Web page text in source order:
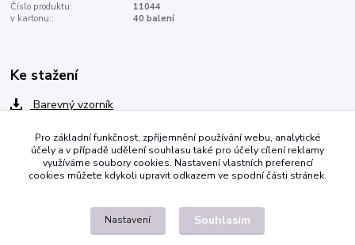
Číslo produktu:
11044
v kartonu::
40 balení
Ke stažení
Barevný vzorník
Zboží zařazeno v kategoriích
Pro základní funkčnost, zpříjemnění používání webu, analytické
účely a v případě udělení souhlasu také pro účely cílení reklamy
využíváme soubory cookies. Nastavení vlastních preferencí
cookies můžete kdykoli upravit odkazem ve spodní části stránek.
Nastavení Souhlasím